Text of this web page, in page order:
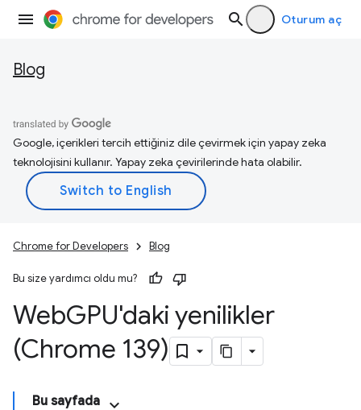
Oturum aç
Blog
Google, içerikleri tercih ettiğiniz dile çevirmek için yapay zeka
teknolojisini kullanır. Yapay zeka çevirilerinde hata olabilir.
Chrome for Developers Blog
Bu size yardımcı oldu mu?
WebGPU'daki yenilikler
(Chrome 139)
Bu sayfada